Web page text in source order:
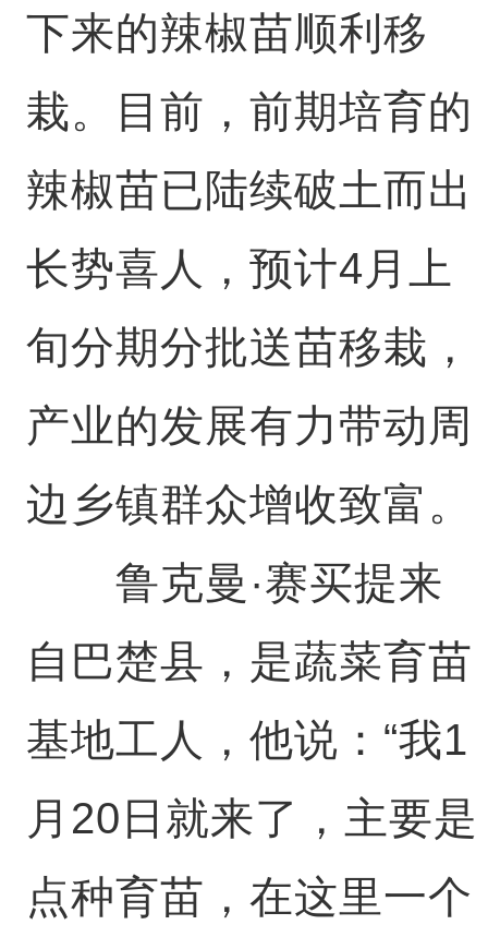
下来的辣椒苗顺利移
栽。目前，前期培育的
辣椒苗已陆续破土而出
长势喜人，预计4月上
旬分期分批送苗移栽，
产业的发展有力带动周
边乡镇群众增收致富。
鲁克曼·赛买提来
自巴楚县，是蔬菜育苗
基地工人，他说：“我1
月20日就来了，主要是
点种育苗，在这里一个